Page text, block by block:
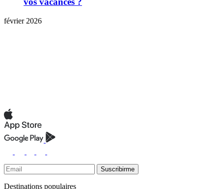
février 2026
Suscribirme
Destinations populaires